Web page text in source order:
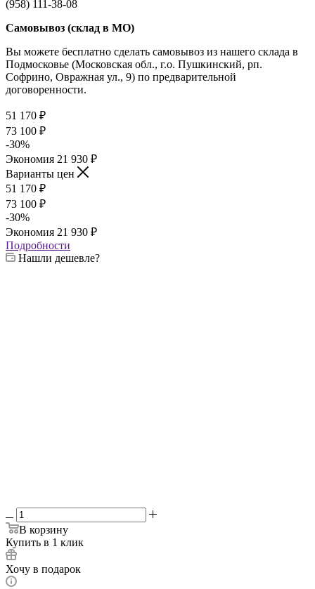
(958) 111-38-08
Самовывоз (склад в МО)
Вы можете бесплатно сделать самовывоз из нашего склада в
Подмосковье (Московская обл., г.о. Пушкинский, рп.
Софрино, Овражная ул., 9) по предварительной
договоренности.
51 170 ₽
73 100 ₽
-30%
Экономия 21 930 ₽
Варианты цен
51 170 ₽
73 100 ₽
-30%
Экономия 21 930 ₽
Подробности
Нашли дешевле?
В корзину
Купить в 1 клик
Хочу в подарок